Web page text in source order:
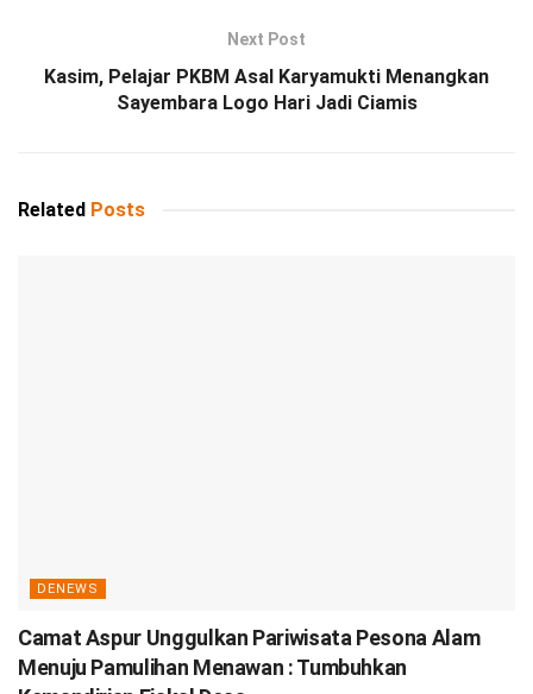
Next Post
Kasim, Pelajar PKBM Asal Karyamukti Menangkan
Sayembara Logo Hari Jadi Ciamis
Related Posts
DENEWS
Camat Aspur Unggulkan Pariwisata Pesona Alam
Menuju Pamulihan Menawan : Tumbuhkan